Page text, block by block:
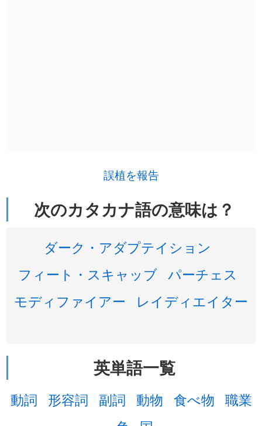
誤植を報告
次のカタカナ語の意味は？
ダーク・アダプテイション
フィート・スキャッブ パーチェス
モディファイアー
レイディエイター
英単語一覧
動詞 形容詞 副詞 動物 食べ物 職業